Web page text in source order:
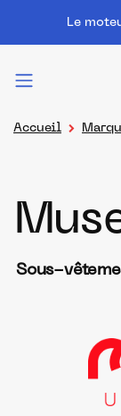
Le
Accueil
Sous-